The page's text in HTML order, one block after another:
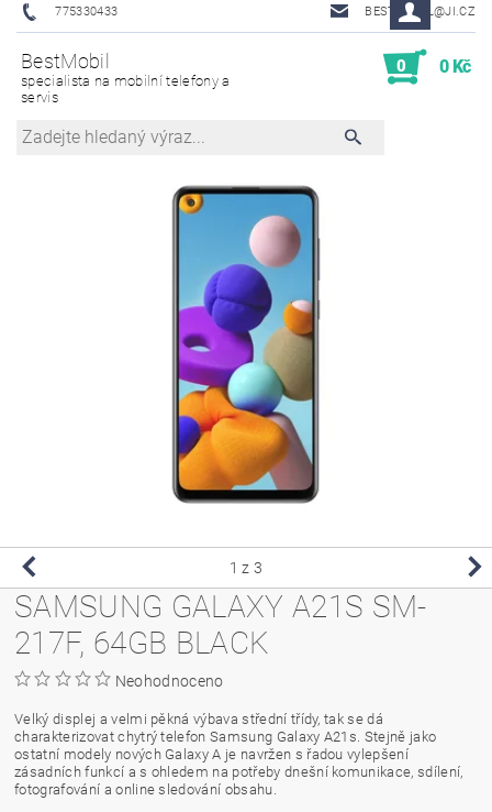
775330433 BESTMOBIL@JI.CZ
BestMobil
specialista na mobilní telefony a
servis
0 0 Kč
1 z 3
SAMSUNG GALAXY A21S SM-
217F, 64GB BLACK
Neohodnoceno
Velký displej a velmi pěkná výbava střední třídy, tak se dá
charakterizovat chytrý telefon Samsung Galaxy A21s. Stejně jako
ostatní modely nových Galaxy A je navržen s řadou vylepšení
zásadních funkcí a s ohledem na potřeby dnešní komunikace, sdílení,
fotografování a online sledování obsahu.